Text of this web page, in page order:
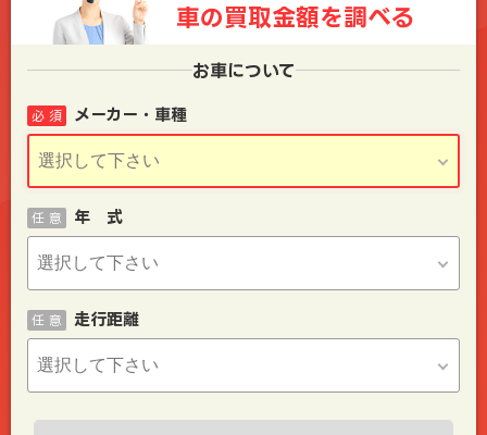
車の買取金額を調べる
お車について
メーカー・車種
必 須
年 式
任 意
走行距離
任 意